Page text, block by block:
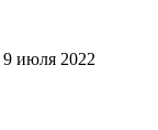
9 июля 2022